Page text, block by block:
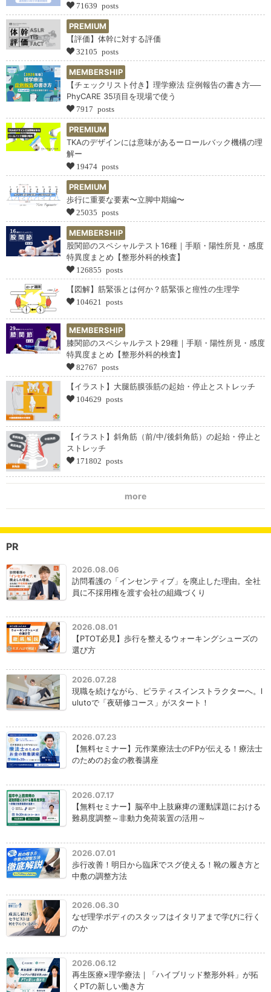
71639 posts
PREMIUM
【評価】体幹に対する評価
32105 posts
MEMBERSHIP
【チェックリスト付き】理学療法 症例報告の書き方──
PhyCARE 35項目を現場で使う
7917 posts
PREMIUM
TKAのデザインには意味があるーロールバック機構の理
解ー
19474 posts
PREMIUM
歩行に重要な要素〜立脚中期編〜
25035 posts
MEMBERSHIP
股関節のスペシャルテスト16種｜手順・陽性所見・感度
特異度まとめ【整形外科的検査】
126855 posts
【図解】筋緊張とは何か？筋緊張と痙性の生理学
104621 posts
MEMBERSHIP
膝関節のスペシャルテスト29種｜手順・陽性所見・感度
特異度まとめ【整形外科的検査】
82767 posts
【イラスト】大腿筋膜張筋の起始・停止とストレッチ
104629 posts
【イラスト】斜角筋（前/中/後斜角筋）の起始・停止と
ストレッチ
171802 posts
more
PR
2026.08.06
訪問看護の「インセンティブ」を廃止した理由。全社
員に不採用権を渡す会社の組織づくり
2026.08.01
【PTOT必見】歩行を整えるウォーキングシューズの
選び方
2026.07.28
現職を続けながら、ピラティスインストラクターへ。l
ulutoで「夜研修コース」がスタート！
2026.07.23
【無料セミナー】元作業療法士のFPが伝える！療法士
のためのお金の教養講座
2026.07.17
【無料セミナー】脳卒中上肢麻痺の運動課題における
難易度調整～非動力免荷装置の活用～
2026.07.01
歩行改善！明日から臨床でスグ使える！靴の履き方と
中敷の調整方法
2026.06.30
なぜ理学ボディのスタッフはイタリアまで学びに行く
のか
2026.06.12
再生医療×理学療法｜「ハイブリッド整形外科」が拓
くPTの新しい働き方